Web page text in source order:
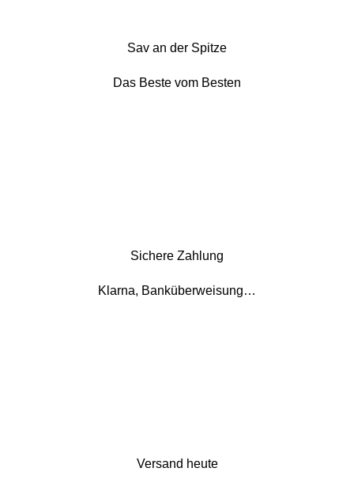
Sav an der Spitze
Das Beste vom Besten
Sichere Zahlung
Klarna, Banküberweisung…
Versand heute